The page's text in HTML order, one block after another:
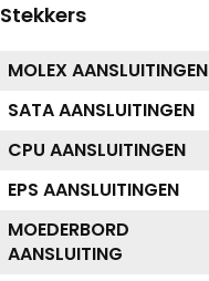
Stekkers
MOLEX AANSLUITINGEN
SATA AANSLUITINGEN
CPU AANSLUITINGEN
EPS AANSLUITINGEN
MOEDERBORD
AANSLUITING